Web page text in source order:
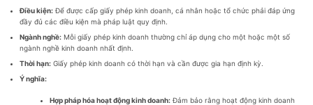
Điều kiện:Để được cấp giấy phép kinh doanh, cá nhân hoặc tổ chức phải đáp ứng
đầy đủ các điều kiện mà pháp luật quy định.
Ngành nghề: Mỗi giấy phép kinh doanh thường chỉ áp dụng cho một hoặc một số
ngành nghề kinh doanh nhất định.
Thời hạn: Giấy phép kinh doanh có thời hạn và cần được gia hạn định kỳ.
Ý nghĩa:
Hợp pháp hóa hoạt động kinh doanh:Đảm bảo rằng hoạt động kinh doanh